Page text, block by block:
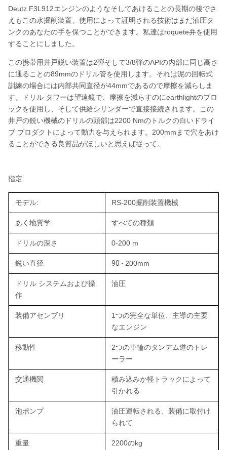
Deutz F3L912エンジンのようなそしてあけることの長期の後でさ
えもこの水掘削装置、使用によって証明される技術はまだ油圧タ
ンクのあなたの手を保つことができます。私達はroquete弁を使用
することにしました。
この携帯用井戸鋭い装置は2弾そして3/8弾のAPIの内部に同じ高さ
に通ることの89mmのドリル管を使用します。それは泥の回転式
訓練の場合には内部共同直径が44mmであるので摩擦を減らしま
す。ドリル タワーは望遠鏡で、摩擦を減らすのにearthlightのブロ
ックを使用し、そして供給シリンダーで直接接続されます。この
井戸の鋭い機械のドリルの頭部は2200 Nmのトルクの白いドライ
ブ プロダクトによって動力を与えられます。200mmまで穴をあけ
ることができる良質品がほしいと思えば従って。
指定:
モデル: RS-200掘削装置機械
あく地質学 すべての種類
ドリルの深さ 0-200 m
鋭い直径 90 - 200mm
ドリル システムおよび操
作
油圧
装備アセンブリ
1つの完全な単位、主導の主要
なエンジン
移動性
2つの車輪のタンデム道のトレ
ーラー
交通機関
積み込みか軽トラックによって
引かれる
泡ポンプ
油圧運転される、装備に取付け
られて
重量 2200のkg